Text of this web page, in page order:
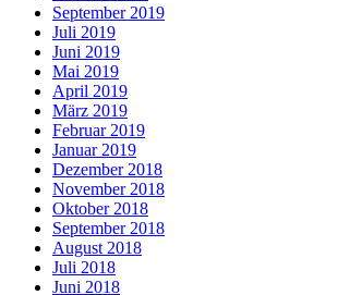
September 2019
Juli 2019
Juni 2019
Mai 2019
April 2019
März 2019
Februar 2019
Januar 2019
Dezember 2018
November 2018
Oktober 2018
September 2018
August 2018
Juli 2018
Juni 2018